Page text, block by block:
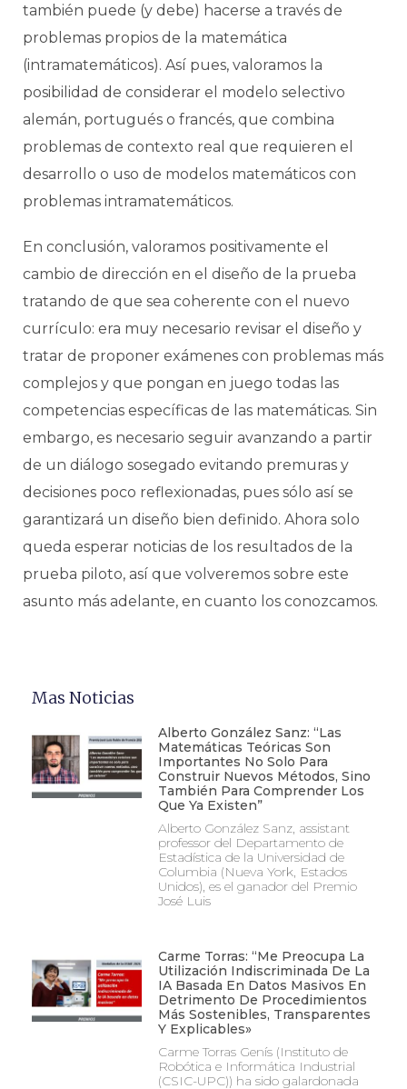
también puede (y debe) hacerse a través de
problemas propios de la matemática
(intramatemáticos). Así pues, valoramos la
posibilidad de considerar el modelo selectivo
alemán, portugués o francés, que combina
problemas de contexto real que requieren el
desarrollo o uso de modelos matemáticos con
problemas intramatemáticos.
En conclusión, valoramos positivamente el
cambio de dirección en el diseño de la prueba
tratando de que sea coherente con el nuevo
currículo: era muy necesario revisar el diseño y
tratar de proponer exámenes con problemas más
complejos y que pongan en juego todas las
competencias específicas de las matemáticas. Sin
embargo, es necesario seguir avanzando a partir
de un diálogo sosegado evitando premuras y
decisiones poco reflexionadas, pues sólo así se
garantizará un diseño bien definido. Ahora solo
queda esperar noticias de los resultados de la
prueba piloto, así que volveremos sobre este
asunto más adelante, en cuanto los conozcamos.
Mas Noticias
Alberto González Sanz: “Las
Matemáticas Teóricas Son
Importantes No Solo Para
Construir Nuevos Métodos, Sino
También Para Comprender Los
Que Ya Existen”
Alberto González Sanz, assistant
professor del Departamento de
Estadística de la Universidad de
Columbia (Nueva York, Estados
Unidos), es el ganador del Premio
José Luis
Carme Torras: “Me Preocupa La
Utilización Indiscriminada De La
IA Basada En Datos Masivos En
Detrimento De Procedimientos
Más Sostenibles, Transparentes
Y Explicables»
Carme Torras Genís (Instituto de
Robótica e Informática Industrial
(CSIC-UPC)) ha sido galardonada